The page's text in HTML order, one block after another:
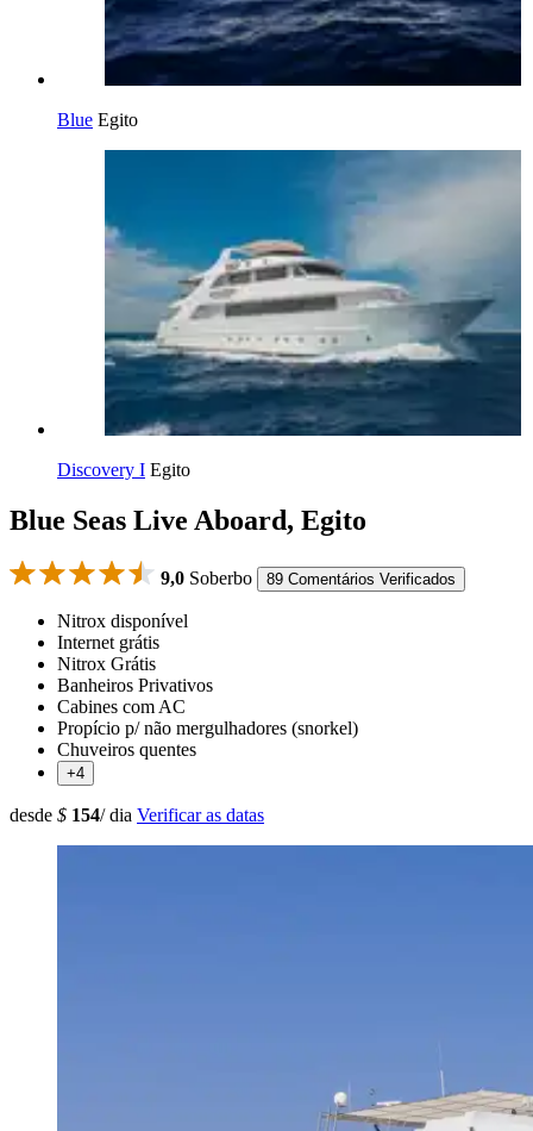
Blue Egito
Discovery I Egito
Blue Seas Live Aboard, Egito
9,0 Soberbo 89 Comentários Verificados
Nitrox disponível
Internet grátis
Nitrox Grátis
Banheiros Privativos
Cabines com AC
Propício p/ não mergulhadores (snorkel)
Chuveiros quentes
+4
desde $ 154/ dia Verificar as datas